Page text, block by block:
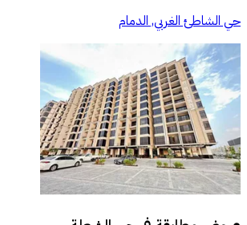
حي الشاطئ الغربي, الدمام